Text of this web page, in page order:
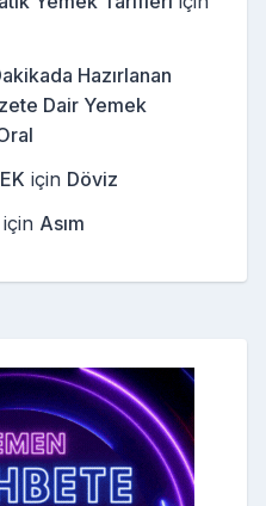
Hazırlanan
Dair Yemek
için Döviz
için Asım